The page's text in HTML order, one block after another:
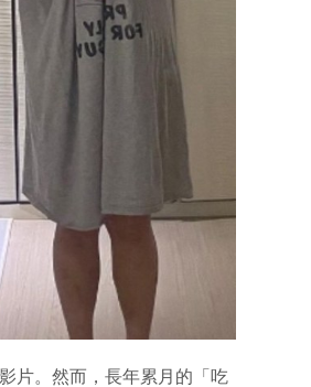
片。然而，長年累月的「吃